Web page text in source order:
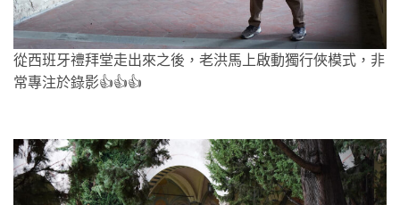
從西班牙禮拜堂走出來之後，老洪馬上啟動獨行俠模式，非
常專注於錄影👍👍👍